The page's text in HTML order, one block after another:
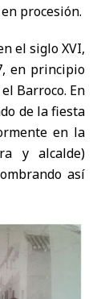
procesión.
el siglo XVI,
en principio
Barroco. En
de la fiesta
en la
y alcalde)
así